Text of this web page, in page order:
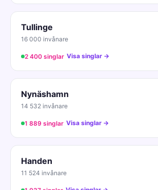
Tullinge
16 000 invånare
2 400 singlar Visa singlar →
Nynäshamn
14 532 invånare
1 889 singlar Visa singlar →
Handen
11 524 invånare